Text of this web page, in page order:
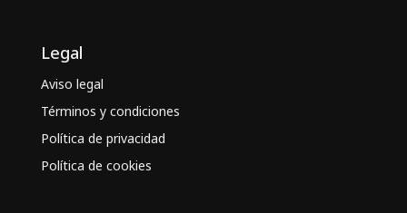
Legal
Aviso legal
Términos y condiciones
Política de privacidad
Política de cookies